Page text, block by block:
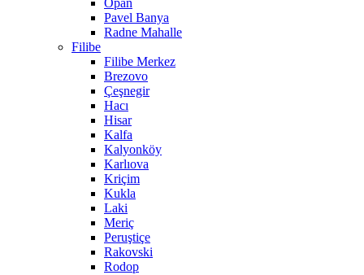
Pavel Banya
Radne Mahalle
Filibe
Filibe Merkez
Brezovo
Çeşnegir
Hacı
Hisar
Kalfa
Kalyonköy
Karlıova
Kriçim
Kukla
Laki
Meriç
Peruştiçe
Rakovski
Rodop